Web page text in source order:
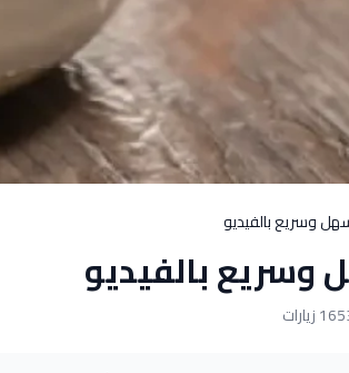
وسريع بالفيديو
وسريع بالفيديو
زيارات